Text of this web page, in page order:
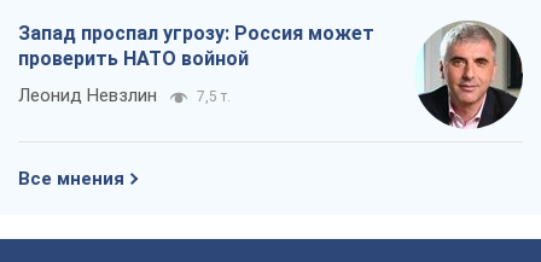
Запад проспал угрозу: Россия может
проверить НАТО войной
Леонид Невзлин 7,5 т.
Все мнения